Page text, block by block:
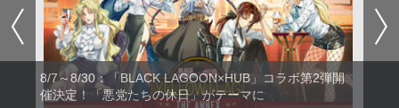
8/7～8/30：「BLACK LAGOON×HUB」コラボ第2弾開
催決定！「悪党たちの休日」がテーマに